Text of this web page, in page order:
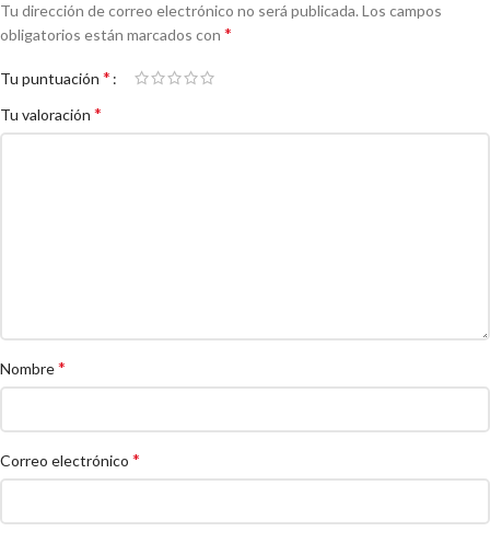
Tu dirección de correo electrónico no será publicada. Los campos
obligatorios están marcados con *
Tu puntuación *
Tu valoración *
Nombre*
Correo electrónico *